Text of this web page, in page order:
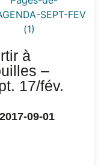
2017-09-01
à
–
17/fév.